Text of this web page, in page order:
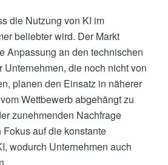
die Nutzung von KI im
beliebter wird. Der Markt
Anpassung an den technischen
Unternehmen, die noch nicht von
planen den Einsatz in näherer
Wettbewerb abgehängt zu
zunehmenden Nachfrage
auf die konstante
wodurch Unternehmen auch